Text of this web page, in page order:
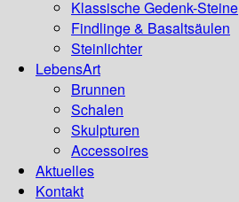
Klassische Gedenk-Steine
Findlinge & Basaltsäulen
Steinlichter
LebensArt
Brunnen
Schalen
Skulpturen
Accessoires
Aktuelles
Kontakt